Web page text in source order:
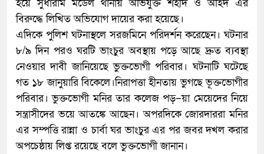
হয়ে সুধারাম মডেল থানায় অভিযুক্ত শহীদ ও অহিদ এর
বিরুদ্ধে লিখিত অভিযোগ দায়ের করা হয়েছে।
এদিকে পুলিশ ঘটনাস্থলে সরজমিনে পরিদর্শন করেছেন। ঘটনার
৮/৯ দিন পরও ঘরটি ভাংচুর অবস্থায় পড়ে আছে দ্রুত ব্যবস্থা
নেওয়ার দাবী জানিয়েছে ভুক্তভোগী পরিবার। ঘটনাটি ঘটেছে
গত ১৮ জানুয়ারি বিকেলে।নিরাপত্তা হীনতায় ভুগছে ভূক্তভোগীর
পরিবার। ভুক্তভোগী মনির তার কলেজ পড়–য়া মেয়েদের নিয়ে
সন্ত্রাসীদের ভয়ে আতঙ্কে আছেন। অপরদিকে জোরদাররা মনির
এর সম্পত্তি রান্না ও চার্বা ঘর ভাংচুর এর পর জবর দখল করার
অপচেষ্ঠায় লিপ্ত রয়েছে বলে ভুক্তভোগী জানান।